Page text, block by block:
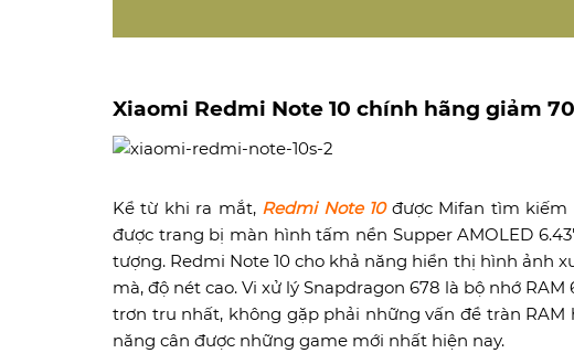
Xiaomi Redmi Note 10 chính hãng giảm
Kể từ khi ra mắt, Redmi Note 10 được Mifan tìm kiếm
được trang bị màn hình tấm nền Supper AMOLED
tượng. Redmi Note 10 cho khả năng hiển thị hình ảnh
mà, độ nét cao. Vi xử lý Snapdragon 678 là bộ nhớ
trơn tru nhất, không gặp phải những vấn đề tràn
năng cân được những game mới nhất hiện nay.